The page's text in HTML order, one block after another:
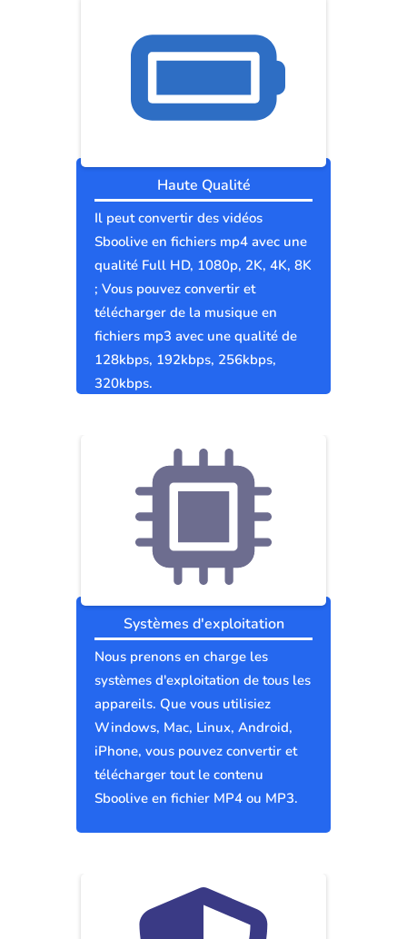
Haute Qualité
Il peut convertir des vidéos
Sboolive en fichiers mp4 avec une
qualité Full HD, 1080p, 2K, 4K, 8K
; Vous pouvez convertir et
télécharger de la musique en
fichiers mp3 avec une qualité de
128kbps, 192kbps, 256kbps,
320kbps.
Systèmes d'exploitation
Nous prenons en charge les
systèmes d'exploitation de tous les
appareils. Que vous utilisiez
Windows, Mac, Linux, Android,
iPhone, vous pouvez convertir et
télécharger tout le contenu
Sboolive en fichier MP4 ou MP3.